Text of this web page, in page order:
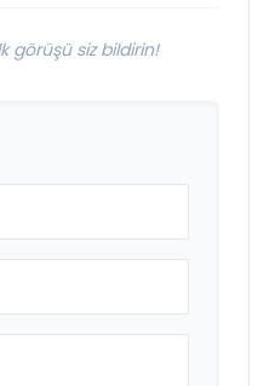
görüşü siz bildirin!